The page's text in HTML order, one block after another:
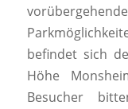
befindet sich
Höhe
Besucher